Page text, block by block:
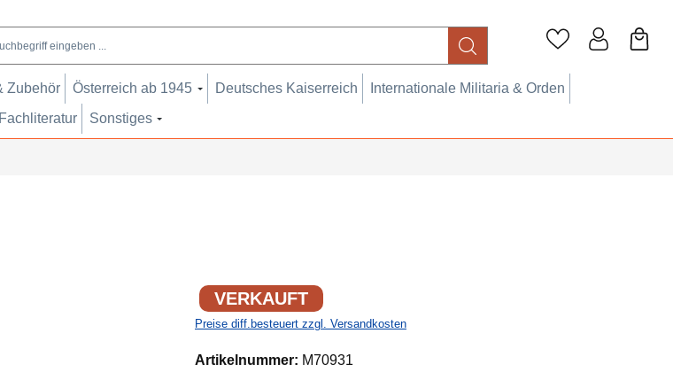
Zubehör Österreich ab 1945 Deutsches Kaiserreich
Internationale Militaria & Orden
Sonstiges
VERKAUFT
Preise diff.besteuert zzgl. Versandkosten
Artikelnummer: M70931